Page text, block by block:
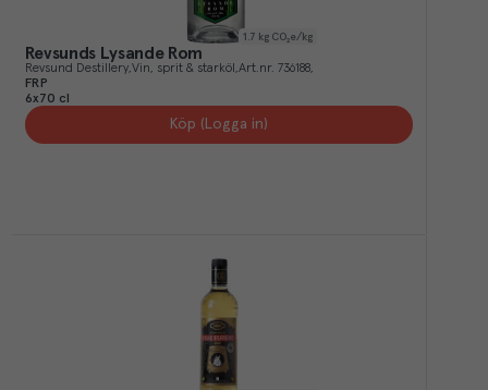
1.7 kg CO₂e/kg
Revsunds Lysande Rom
Revsund Destillery Vin, sprit & starköl Art.nr. 736188
FRP
6x70 cl
Köp (Logga in)